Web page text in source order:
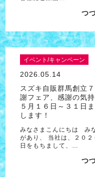
つ
イベント/キャンペーン
2026.05.14
スズキ自販群馬創立
謝フェア、感謝の気
５月１６日～３１日
します！
みなさまこんにちは み
があり、 当社は、２０２
日をもちまして、…
つ